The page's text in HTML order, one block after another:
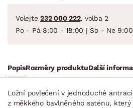
Volejte 232 000 222, volba 2
Po - Pá 8:00 - 18:00 | So - Ne
PopisRozměry produktuDalší
Ložní povlečení v jednoduché
z měkkého bavlněného saténu,